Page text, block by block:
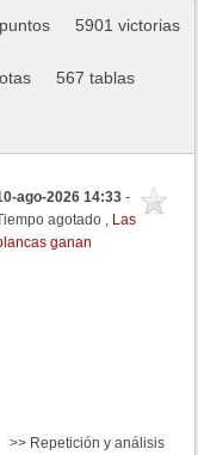
5901 victorias
567 tablas
ago-2026 14:33-
agotado , Las
ganan
>> Repetición y análisis